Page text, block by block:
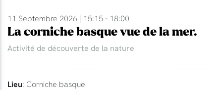
11 Septembre 2026 | 15:15 - 18:00
La corniche basque vue de la mer.
Activité de découverte de la nature
Lieu: Corniche basque